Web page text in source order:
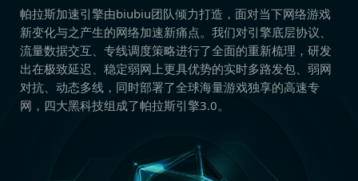
帕拉斯加速引擎由biubiu团队倾力打造，面对当下网络游戏
新变化与之产生的网络加速新痛点。我们对引擎底层协议、
流量数据交互、专线调度策略进行了全面的重新梳理，研发
出在极致延迟、稳定弱网上更具优势的实时多路发包、弱网
对抗、动态多线，同时部署了全球海量游戏独享的高速专
网，四大黑科技组成了帕拉斯引擎3.0。